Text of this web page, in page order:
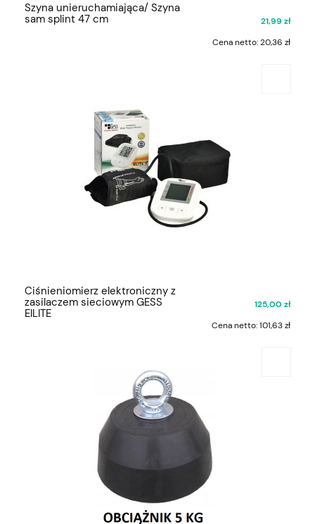
Szyna unieruchamiająca/ Szyna
sam splint 47 cm
21,99 zł
Cena netto:20,36 zł
Ciśnieniomierz elektroniczny z
zasilaczem sieciowym GESS
ElLITE
125,00 zł
Cena netto:101,63 zł